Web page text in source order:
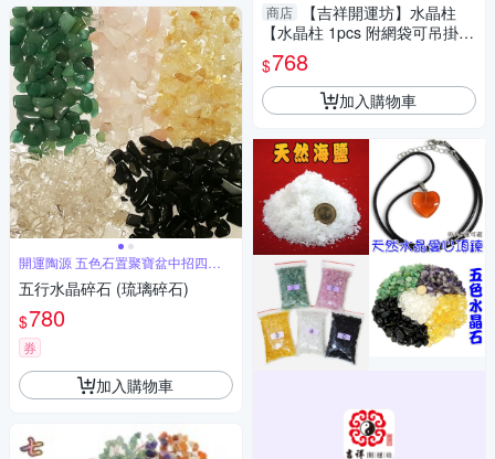
開運陶源 五色石置聚寶盆中招四方
財
五行水晶碎石 (琉璃碎石)
$780
券
加入購物車
商店
【吉祥開運坊】水晶柱
【水晶柱 1pcs 附網袋可吊掛
多款可供選擇】淨化 擇日
$768
加入購物車